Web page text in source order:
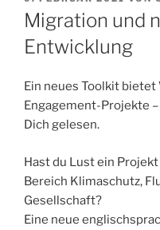
AM
Migration und
Entwicklung
Ein neues Toolkit
Engagement-Projekte
Dich gelesen.
Hast du Lust ein
Bereich Klimaschutz,
Gesellschaft?
Eine neue